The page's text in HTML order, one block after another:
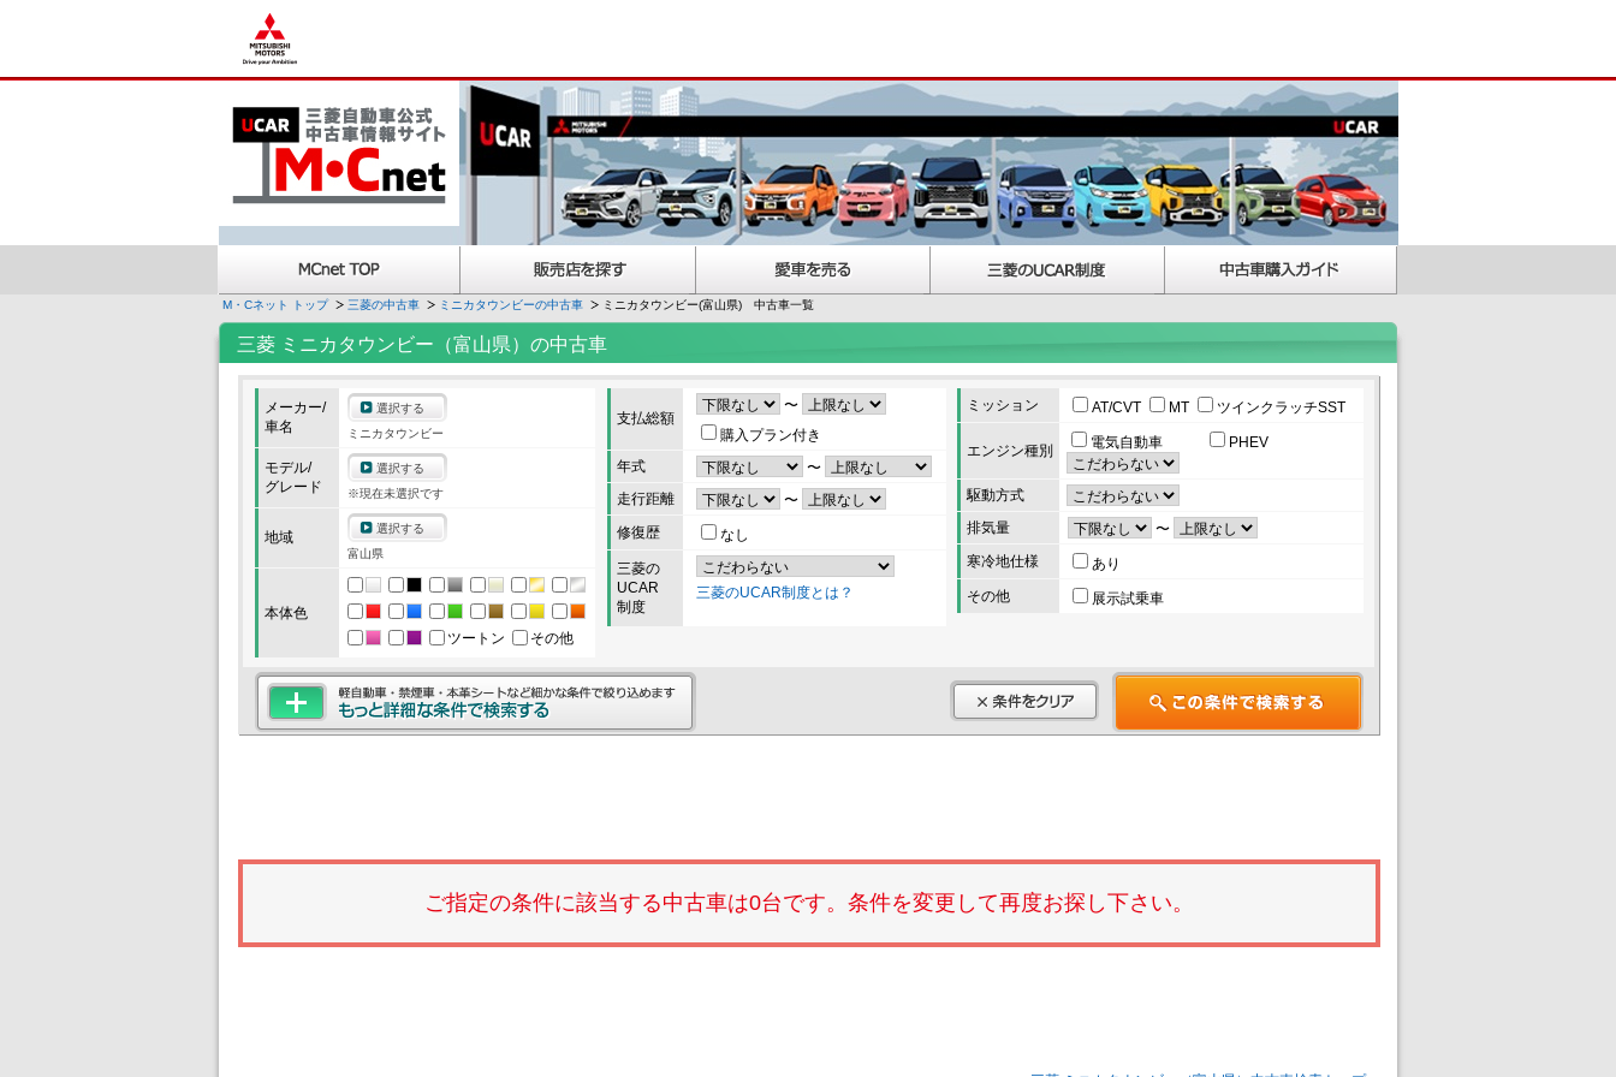
M・Cネット トップ 三菱の中古車 ミニカタウンビーの中古車 ミニカタウンビー(富山県) 中古車一覧
三菱 ミニカタウンビー（富山県）の中古車
メーカー/
車名
選択する
ミニカタウンビー
モデル/
グレード
選択する
※現在未選択です
地域
選択する
富山県
本体色
ツートン
その他
支払総額
〜
購入プラン付き
年式
〜
走行距離
〜
修復歴
なし
三菱の
UCAR
制度
三菱のUCAR制度とは？
ミッション AT/CVT MT ツインクラッチSST
エンジン種別 電気自動車 PHEV
駆動方式
排気量
〜
寒冷地仕様
あり
その他
展示試乗車
ご指定の条件に該当する中古車は0台です。条件を変更して再度お探し下さい。